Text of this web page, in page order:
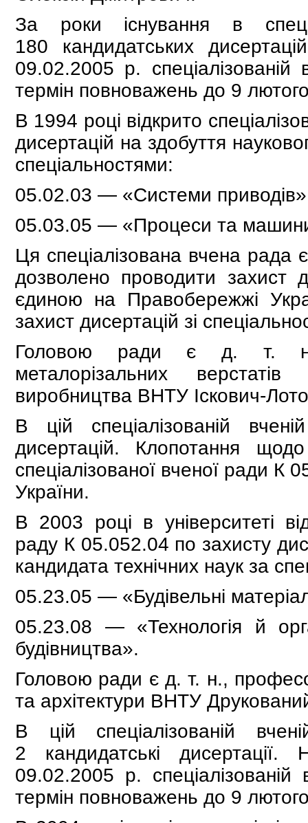
За роки існування в
180 кандидатських
09.02.2005 р.
термін повноважень до 9
В 1994 році відкрито
дисертацій на здобуття
спеціальностями:
05.02.03 — «Системи
05.03.05 — «Процеси та
Ця спеціалізована вчена
дозволено проводити захист
єдиною на Правобережжі
захист дисертацій зі
Головою ради є д. т. н.,
металорізальних
виробництва ВНТУ Іскович-
В цій спеціалізованій
дисертацій. Клопотання
спецiалізованої вченої ради К
України.
В 2003 році в університеті
раду К 05.052.04 по захисту
кандидата технічних наук за
05.23.05 — «Будівельні
05.23.08 — «Технологія й
будівництва».
Головою ради є д. т. н.,
та архітектури ВНТУ
В цій спеціалізованій
2 кандидатські
09.02.2005 р.
термін повноважень до 9